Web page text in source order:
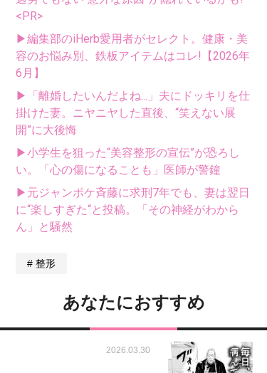
<PR>
▶編集部のiHerb愛用者がセレクト。健康・美
容のお悩み別、鉄板アイテムはコレ!【2026年
6月】
▶「離婚したいんだよね...」夫にドッキリを仕
掛けた妻。ニヤニヤした直後、“笑えない展
開”に大後悔
▶小学生を狙った“美容整形の宣伝”が恐ろし
い。「心の傷になることも」医師が警鐘
▶元ジャンポケ斉藤に求刑7年でも、妻は翌日
に“楽しすぎた“と投稿。「その神経がわから
ん」と騒然
整形
あなたにおすすめ
2026.03.30